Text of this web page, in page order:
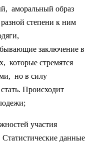
аморальный образ
степени к ним
заключение в
которые стремятся
но в силу
Происходит
участия
данные